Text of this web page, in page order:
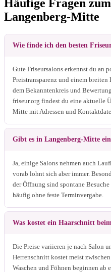
Häufige Fragen
Langenberg-Mitte
Wie finde ich den besten
Gute Friseursalons erkennst du an
Preistransparenz und einem
dem Bekanntenkreis und
friseur.org findest du eine aktuelle
Mitte mit Adressen und
Gibt es in Langenberg-Mitte
Ja, einige Salons nehmen auch
vorab lohnt sich aber immer.
der Öffnung sind spontane
häufig ohne feste Terminvergabe.
Was kostet ein Haarschnitt
Die Preise variieren je nach Salon
Herrenschnitt kostet meist
Waschen und Föhnen beginnen ab